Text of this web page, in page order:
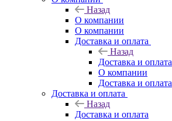
Назад
О компании
О компании
Доставка и оплата
Назад
Доставка и оплата
О компании
Доставка и оплата
Доставка и оплата
Назад
Доставка и оплата